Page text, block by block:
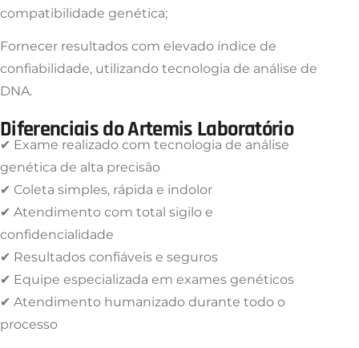
compatibilidade genética;
Fornecer resultados com elevado índice de
confiabilidade, utilizando tecnologia de análise de
DNA.
Diferenciais do Artemis Laboratório
✔ Exame realizado com tecnologia de análise
genética de alta precisão
✔ Coleta simples, rápida e indolor
✔ Atendimento com total sigilo e
confidencialidade
✔ Resultados confiáveis e seguros
✔ Equipe especializada em exames genéticos
✔ Atendimento humanizado durante todo o
processo